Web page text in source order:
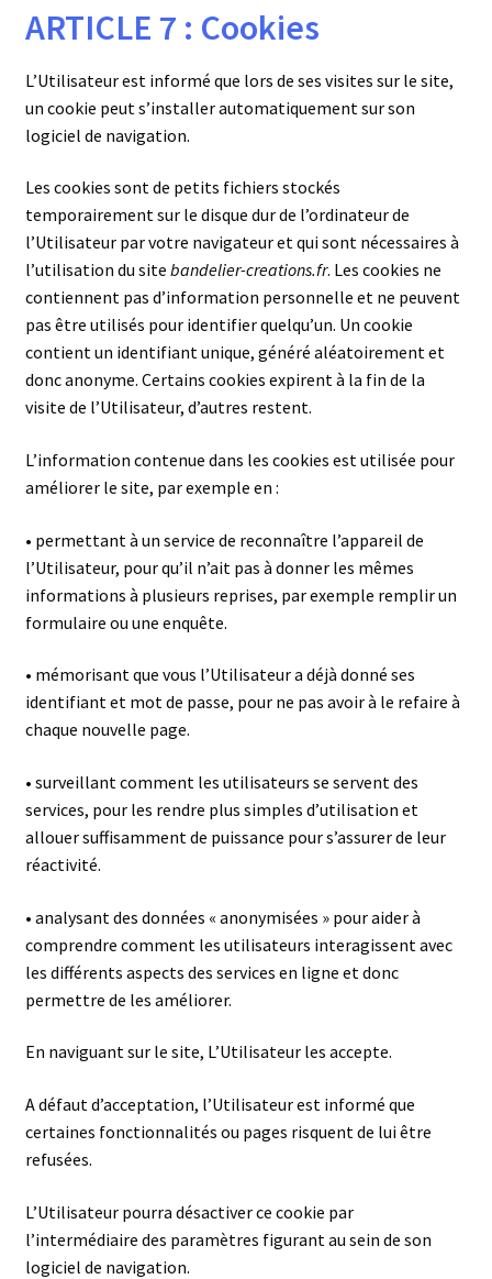
ARTICLE 7 : Cookies
L’Utilisateur est informé que lors de ses visites sur le site,
un cookie peut s’installer automatiquement sur son
logiciel de navigation.
Les cookies sont de petits fichiers stockés
temporairement sur le disque dur de l’ordinateur de
l’Utilisateur par votre navigateur et qui sont nécessaires à
l’utilisation du site bandelier-creations.fr. Les cookies ne
contiennent pas d’information personnelle et ne peuvent
pas être utilisés pour identifier quelqu’un. Un cookie
contient un identifiant unique, généré aléatoirement et
donc anonyme. Certains cookies expirent à la fin de la
visite de l’Utilisateur, d’autres restent.
L’information contenue dans les cookies est utilisée pour
améliorer le site, par exemple en :
• permettant à un service de reconnaître l’appareil de
l’Utilisateur, pour qu’il n’ait pas à donner les mêmes
informations à plusieurs reprises, par exemple remplir un
formulaire ou une enquête.
• mémorisant que vous l’Utilisateur a déjà donné ses
identifiant et mot de passe, pour ne pas avoir à le refaire à
chaque nouvelle page.
• surveillant comment les utilisateurs se servent des
services, pour les rendre plus simples d’utilisation et
allouer suffisamment de puissance pour s’assurer de leur
réactivité.
• analysant des données « anonymisées » pour aider à
comprendre comment les utilisateurs interagissent avec
les différents aspects des services en ligne et donc
permettre de les améliorer.
En naviguant sur le site, L’Utilisateur les accepte.
A défaut d’acceptation, l’Utilisateur est informé que
certaines fonctionnalités ou pages risquent de lui être
refusées.
L’Utilisateur pourra désactiver ce cookie par
l’intermédiaire des paramètres figurant au sein de son
logiciel de navigation.